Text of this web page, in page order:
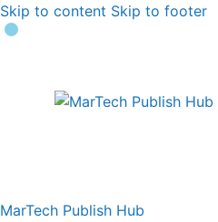
Skip to content Skip to footer
MarTech Publish Hub